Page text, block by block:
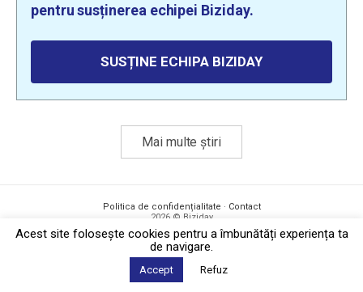
pentru susținerea echipei Biziday.
SUSȚINE ECHIPA BIZIDAY
Mai multe știri
Politica de confidențialitate · Contact
2026 © Biziday
Acest site foloseşte cookies pentru a îmbunătăți experiența ta
de navigare.
Accept Refuz